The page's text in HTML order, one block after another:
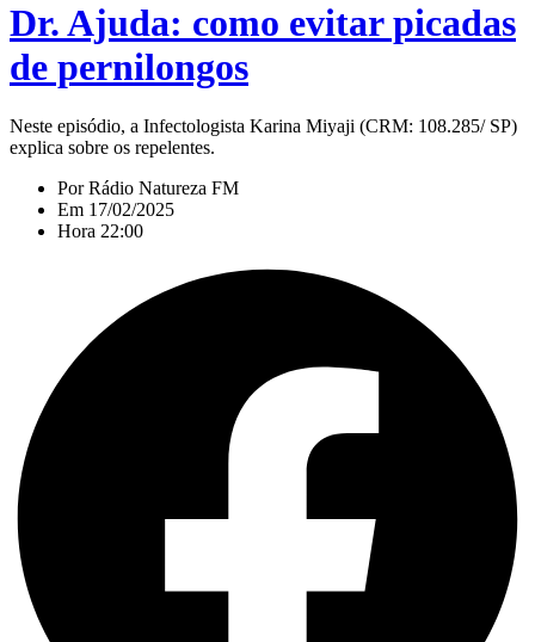
Dr. Ajuda: como evitar picadas
de pernilongos
Neste episódio, a Infectologista Karina Miyaji (CRM: 108.285/ SP)
explica sobre os repelentes.
PorRádio Natureza FM
Em 17/02/2025
Hora 22:00